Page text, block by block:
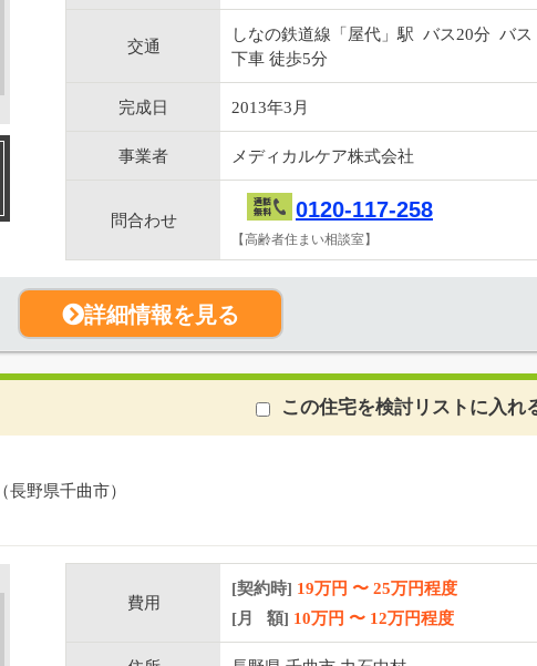
交通
しなの鉄道線「屋代」駅 バス20分 バス
下車 徒歩5分
完成日 2013年3月
事業者 メディカルケア株式会社
問合わせ 0120-117-258
【高齢者住まい相談室】
詳細情報を見る
この住宅を検討リストに入れ
（長野県千曲市）
費用
[契約時] 19万円 〜 25万円程度
[月 額] 10万円 〜 12万円程度